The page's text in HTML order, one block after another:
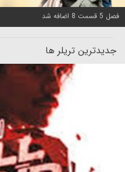
فصل 5 قسمت 8 اضافه شد
جدیدترین تریلر ها